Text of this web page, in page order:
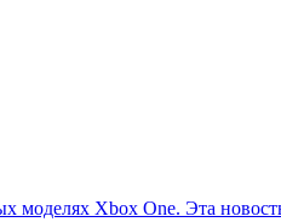
моделях Xbox One. Эта